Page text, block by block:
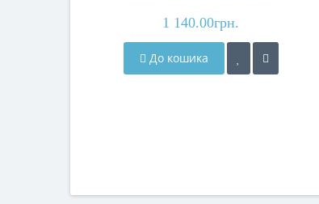
1 140.00грн.
До кошика